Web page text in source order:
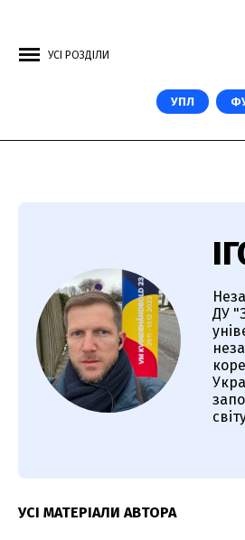
УСІ РОЗДІЛИ
УПЛ
ДУ
УСІ МАТЕРІАЛИ АВТОРА